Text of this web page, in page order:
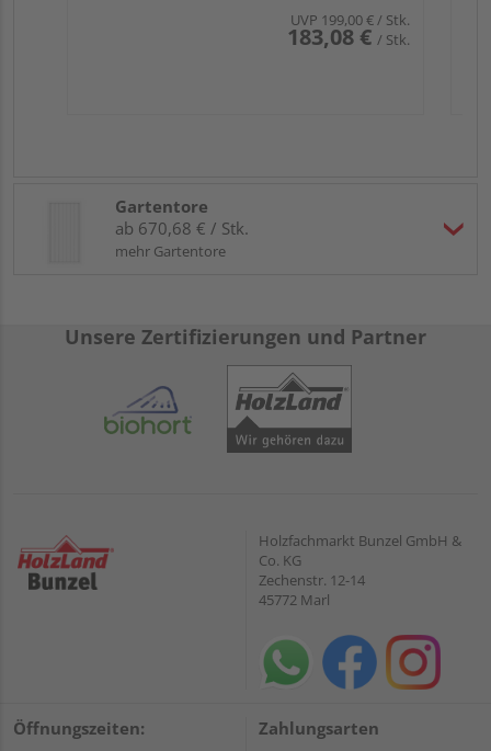
UVP 199,00 €/ Stk.
183,08 € / Stk.
Gartentore
ab 670,68 € / Stk.
mehr Gartentore
Unsere Zertifizierungen und Partner
Holzfachmarkt Bunzel GmbH &
Co. KG
Zechenstr. 12-14
45772 Marl
Öffnungszeiten: Zahlungsarten